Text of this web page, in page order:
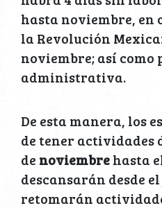
hasta noviembre, en
la Revolución
noviembre; así como
administrativa.
De esta manera, los
de tener actividades
de noviembrehasta
descansarán desde el
retomarán